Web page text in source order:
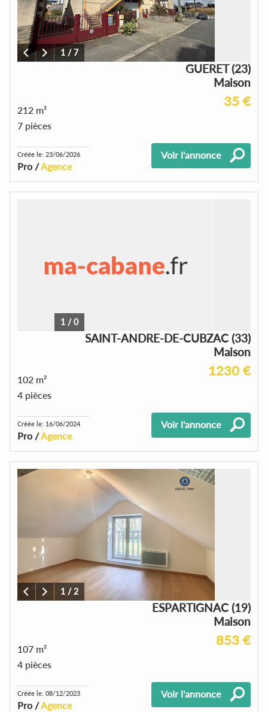
1 /7
GUERET (23)
Maison
35 €
212 m²
7 pièces
Créée le: 23/06/2026
Pro /Agence
Voir l'annonce
1 /0
SAINT-ANDRE-DE-CUBZAC (33)
Maison
1230 €
102 m²
4 pièces
Créée le: 16/06/2024
Pro /Agence
Voir l'annonce
1 /2
ESPARTIGNAC (19)
Maison
853 €
107 m²
4 pièces
Créée le: 08/12/2023
Pro /Agence
Voir l'annonce